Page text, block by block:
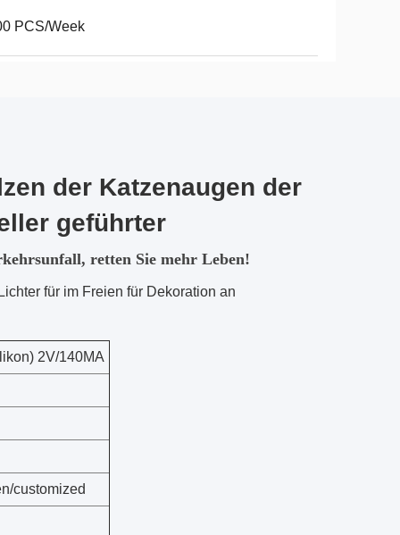
PCS/Week
der Katzenaugen der
geführter
retten Sie mehr Leben!
für im Freien für Dekoration an
2V/140MA
customized